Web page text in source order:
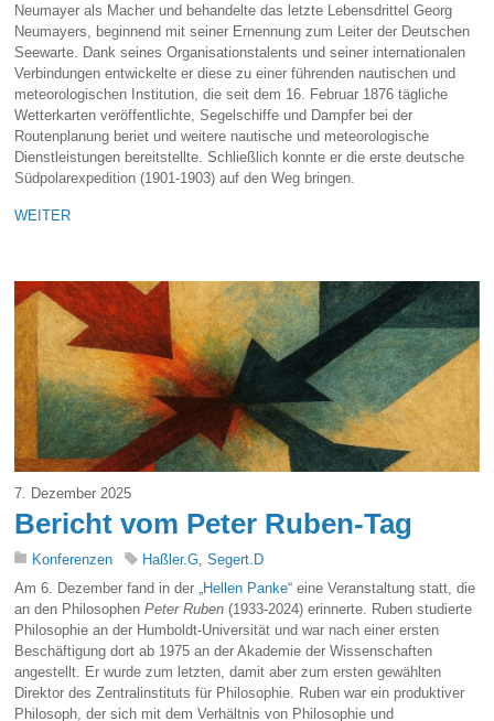
Neumayer als Macher und behandelte das letzte Lebensdrittel Georg
Neumayers, beginnend mit seiner Ernennung zum Leiter der Deutschen
Seewarte. Dank seines Organisationstalents und seiner internationalen
Verbindungen entwickelte er diese zu einer führenden nautischen und
meteorologischen Institution, die seit dem 16. Februar 1876 tägliche
Wetterkarten veröffentlichte, Segelschiffe und Dampfer bei der
Routenplanung beriet und weitere nautische und meteorologische
Dienstleistungen bereitstellte. Schließlich konnte er die erste deutsche
Südpolarexpedition (1901-1903) auf den Weg bringen.
WEITER
7. Dezember 2025
Bericht vom Peter Ruben-Tag
Konferenzen Haßler.G ,Segert.D
Am 6. Dezember fand in der „ Hellen Panke“ eine Veranstaltung statt, die
an den PhilosophenPeter Ruben (1933-2024) erinnerte. Ruben studierte
Philosophie an der Humboldt-Universität und war nach einer ersten
Beschäftigung dort ab 1975 an der Akademie der Wissenschaften
angestellt. Er wurde zum letzten, damit aber zum ersten gewählten
Direktor des Zentralinstituts für Philosophie. Ruben war ein produktiver
Philosoph, der sich mit dem Verhältnis von Philosophie und